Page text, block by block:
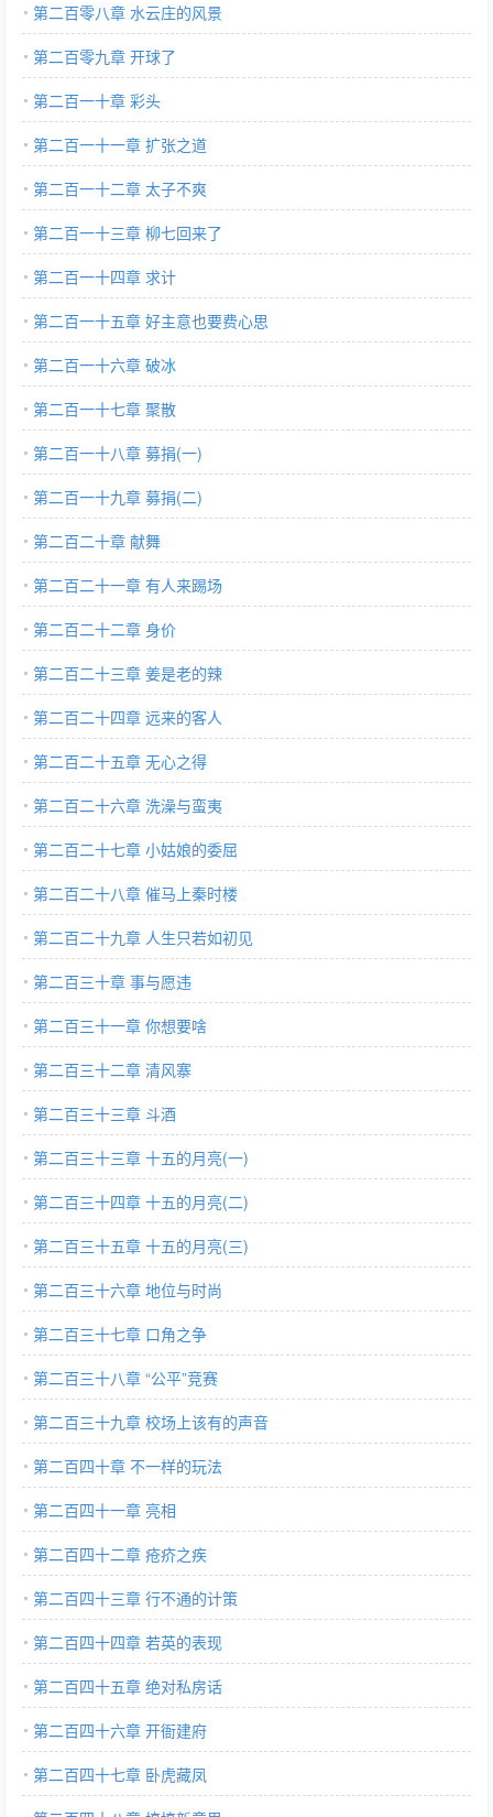
第二百零八章 水云庄的风景
第二百零九章 开球了
第二百一十章 彩头
第二百一十一章 扩张之道
第二百一十二章 太子不爽
第二百一十三章 柳七回来了
第二百一十四章 求计
第二百一十五章 好主意也要费心思
第二百一十六章 破冰
第二百一十七章 聚散
第二百一十八章 募捐(一)
第二百一十九章 募捐(二)
第二百二十章 献舞
第二百二十一章 有人来踢场
第二百二十二章 身价
第二百二十三章 姜是老的辣
第二百二十四章 远来的客人
第二百二十五章 无心之得
第二百二十六章 洗澡与蛮夷
第二百二十七章 小姑娘的委屈
第二百二十八章 催马上秦时楼
第二百二十九章 人生只若如初见
第二百三十章 事与愿违
第二百三十一章 你想要啥
第二百三十二章 清风寨
第二百三十三章 斗酒
第二百三十三章 十五的月亮(一)
第二百三十四章 十五的月亮(二)
第二百三十五章 十五的月亮(三)
第二百三十六章 地位与时尚
第二百三十七章 口角之争
第二百三十八章 “公平”竞赛
第二百三十九章 校场上该有的声音
第二百四十章 不一样的玩法
第二百四十一章 亮相
第二百四十二章 疮疥之疾
第二百四十三章 行不通的计策
第二百四十四章 若英的表现
第二百四十五章 绝对私房话
第二百四十六章 开衙建府
第二百四十七章 卧虎藏凤